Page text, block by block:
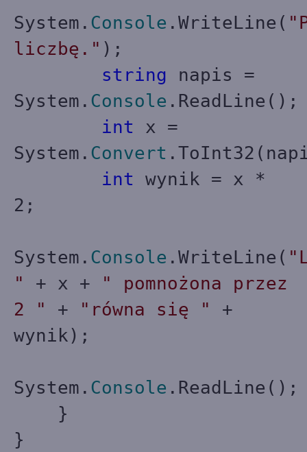
System. Console .WriteLine(
liczbę." );
string napis =
System. Console .ReadLine();
int x =
System. Convert
int wynik = x *
2;
System. Console .WriteLine(
"
+ x +
" pomnożona przez
2 "
+ "równa się "
+
wynik);
System. Console .ReadLine();
}
}